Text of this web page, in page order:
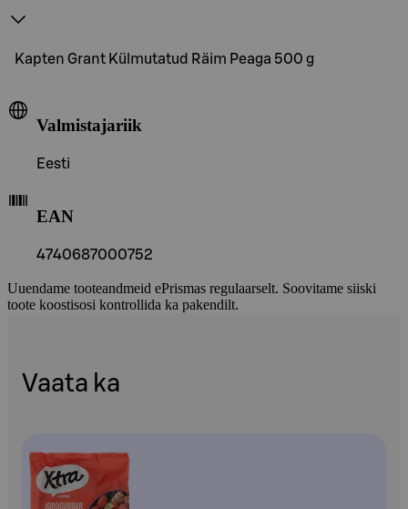
Kapten Grant Külmutatud Räim Peaga 500 g
Valmistajariik
Eesti
EAN
4740687000752
Uuendame tooteandmeid ePrismas regulaarselt. Soovitame siiski
toote koostisosi kontrollida ka pakendilt.
Vaata ka